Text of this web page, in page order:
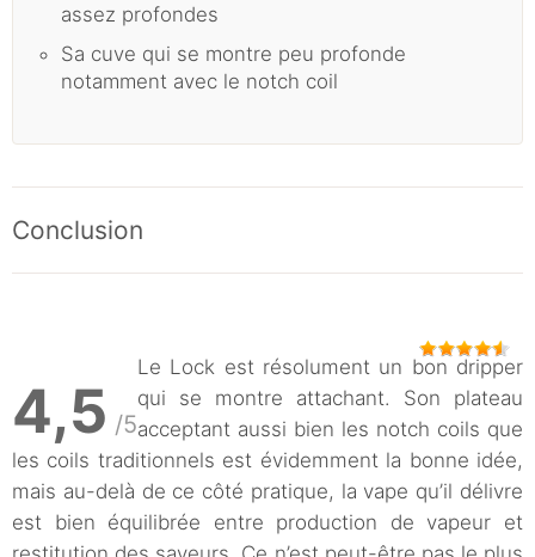
assez profondes
Sa cuve qui se montre peu profonde
notamment avec le notch coil
Conclusion
4,5 /5
Le Lock est résolument un bon dripper
qui se montre attachant. Son plateau
acceptant aussi bien les notch coils que
les coils traditionnels est évidemment la bonne idée,
mais au-delà de ce côté pratique, la vape qu’il délivre
est bien équilibrée entre production de vapeur et